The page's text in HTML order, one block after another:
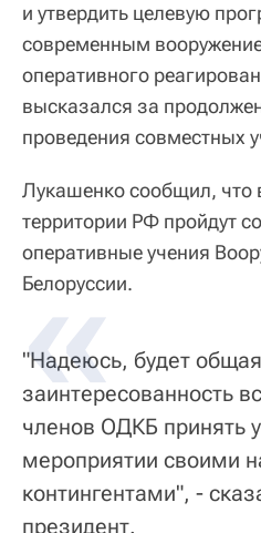
и утвердить целевую
современным
оперативного
высказался за
проведения совместных
Лукашенко сообщил, что
территории РФ пройдут
оперативные учения
Белоруссии.
"Надеюсь, будет общая
заинтересованность
членов ОДКБ принять
мероприятии своими
контингентами", -
президент.